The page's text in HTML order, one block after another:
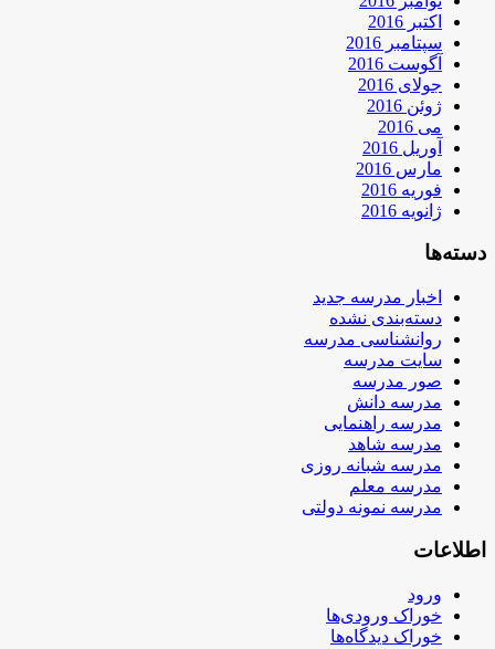
اکتبر 2016
سپتامبر 2016
آگوست 2016
جولای 2016
ژوئن 2016
می 2016
آوریل 2016
مارس 2016
فوریه 2016
ژانویه 2016
دسته‌ها
اخبار مدرسه جدید
دسته‌بندی نشده
روانشناسی مدرسه
سایت مدرسه
صور مدرسه
مدرسه دانش
مدرسه راهنمایی
مدرسه شاهد
مدرسه شبانه روزی
مدرسه معلم
مدرسه نمونه دولتی
اطلاعات
ورود
خوراک ورودی‌ها
خوراک دیدگاه‌ها